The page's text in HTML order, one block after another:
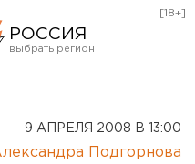
РОССИЯ
[18+]
9 АПРЕЛЯ 2008 В 13:00
Подгорнова